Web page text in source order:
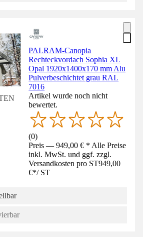
PALRAM-Canopia
Rechteckvordach Sophia XL
Opal 1920x1400x170 mm Alu
Pulverbeschichtet grau RAL
7016
Artikel wurde noch nicht
bewertet.
(0)
Preis — 949,00 € * Alle Preise
inkl. MwSt. und ggf. zzgl.
Versandkosten pro ST949,00
€*/ ST